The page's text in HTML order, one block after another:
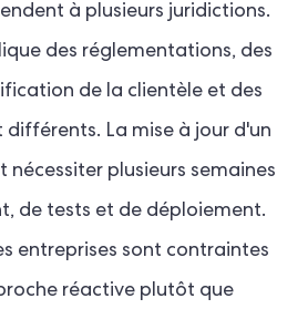
à plusieurs juridictions.
des réglementations, des
de la clientèle et des
La mise à jour d'un
nécessiter plusieurs semaines
de tests et de déploiement.
entreprises sont contraintes
réactive plutôt que